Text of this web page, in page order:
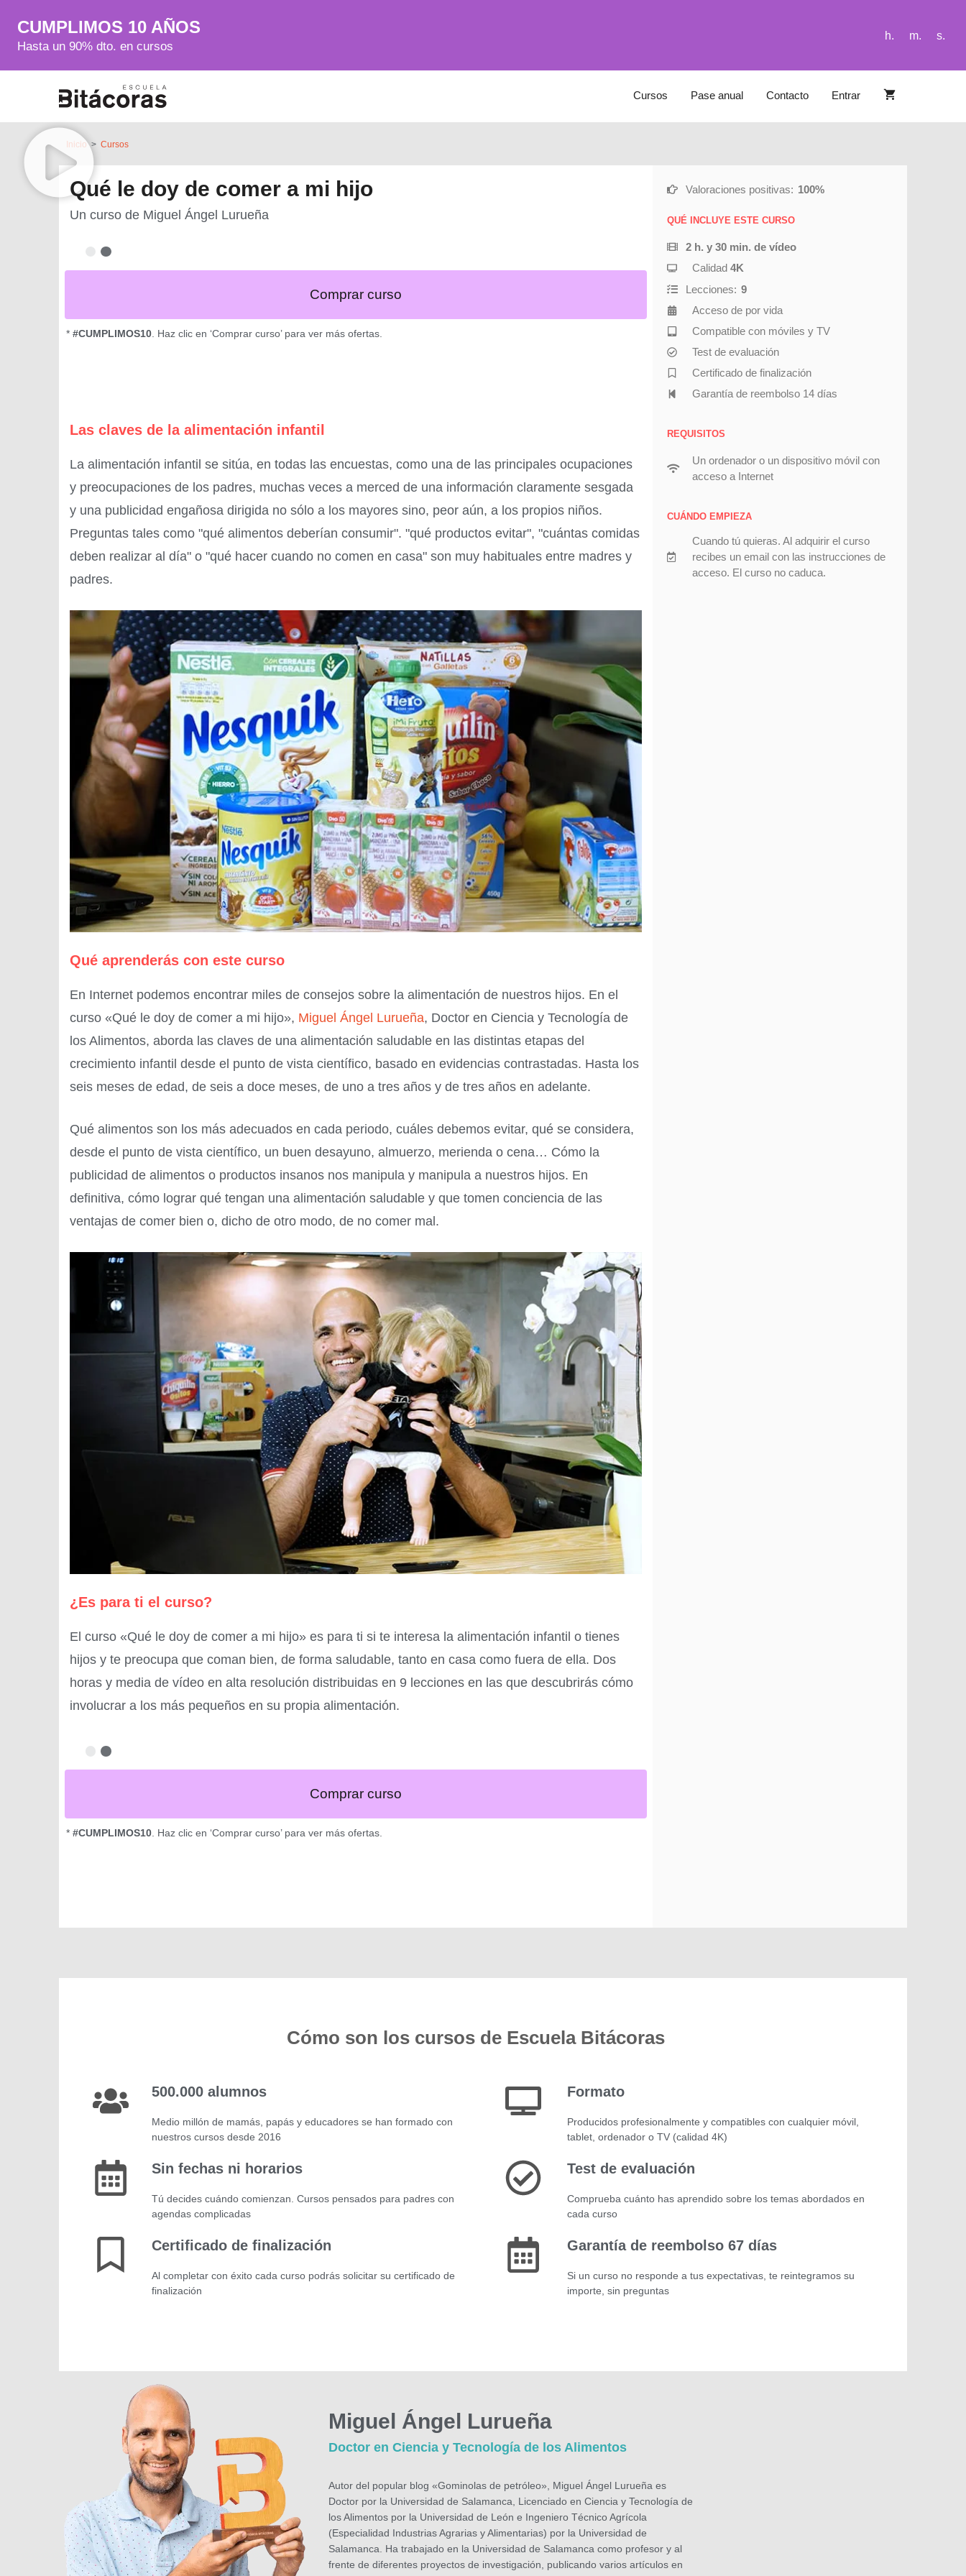
CUMPLIMOS 10 AÑOS
Hasta un 90% dto. en cursos
h. m. s.
Cursos Pase anual Contacto Entrar
Inicio> Cursos
Qué le doy de comer a mi hijo
Un curso de Miguel Ángel Lurueña
Comprar curso
* #CUMPLIMOS10 . Haz clic en ‘Comprar curso’ para ver más ofertas.
Las claves de la alimentación infantil
La alimentación infantil se sitúa, en todas las encuestas, como una de las principales ocupaciones
y preocupaciones de los padres, muchas veces a merced de una información claramente sesgada
y una publicidad engañosa dirigida no sólo a los mayores sino, peor aún, a los propios niños.
Preguntas tales como "qué alimentos deberían consumir". "qué productos evitar", "cuántas comidas
deben realizar al día" o "qué hacer cuando no comen en casa" son muy habituales entre madres y
padres.
Qué aprenderás con este curso
En Internet podemos encontrar miles de consejos sobre la alimentación de nuestros hijos. En el
curso «Qué le doy de comer a mi hijo», Miguel Ángel Lurueña, Doctor en Ciencia y Tecnología de
los Alimentos, aborda las claves de una alimentación saludable en las distintas etapas del
crecimiento infantil desde el punto de vista científico, basado en evidencias contrastadas. Hasta los
seis meses de edad, de seis a doce meses, de uno a tres años y de tres años en adelante.
Qué alimentos son los más adecuados en cada periodo, cuáles debemos evitar, qué se considera,
desde el punto de vista científico, un buen desayuno, almuerzo, merienda o cena… Cómo la
publicidad de alimentos o productos insanos nos manipula y manipula a nuestros hijos. En
definitiva, cómo lograr qué tengan una alimentación saludable y que tomen conciencia de las
ventajas de comer bien o, dicho de otro modo, de no comer mal.
¿Es para ti el curso?
El curso «Qué le doy de comer a mi hijo» es para ti si te interesa la alimentación infantil o tienes
hijos y te preocupa que coman bien, de forma saludable, tanto en casa como fuera de ella. Dos
horas y media de vídeo en alta resolución distribuidas en 9 lecciones en las que descubrirás cómo
involucrar a los más pequeños en su propia alimentación.
Comprar curso
* #CUMPLIMOS10 . Haz clic en ‘Comprar curso’ para ver más ofertas.
Valoraciones positivas: 100%
QUÉ INCLUYE ESTE CURSO
2 h. y 30 min. de vídeo
Calidad 4K
Lecciones: 9
Acceso de por vida
Compatible con móviles y TV
Test de evaluación
Certificado de finalización
Garantía de reembolso 14 días
REQUISITOS
Un ordenador o un dispositivo móvil con
acceso a Internet
CUÁNDO EMPIEZA
Cuando tú quieras. Al adquirir el curso
recibes un email con las instrucciones de
acceso. El curso no caduca.
Cómo son los cursos de Escuela Bitácoras
500.000 alumnos
Medio millón de mamás, papás y educadores se han formado con
nuestros cursos desde 2016
Formato
Producidos profesionalmente y compatibles con cualquier móvil,
tablet, ordenador o TV (calidad 4K)
Sin fechas ni horarios
Tú decides cuándo comienzan. Cursos pensados para padres con
agendas complicadas
Test de evaluación
Comprueba cuánto has aprendido sobre los temas abordados en
cada curso
Certificado de finalización
Al completar con éxito cada curso podrás solicitar su certificado de
finalización
Garantía de reembolso 67 días
Si un curso no responde a tus expectativas, te reintegramos su
importe, sin preguntas
Miguel Ángel Lurueña
Doctor en Ciencia y Tecnología de los Alimentos
Autor del popular blog «Gominolas de petróleo», Miguel Ángel Lurueña es
Doctor por la Universidad de Salamanca, Licenciado en Ciencia y Tecnología de
los Alimentos por la Universidad de León e Ingeniero Técnico Agrícola
(Especialidad Industrias Agrarias y Alimentarias) por la Universidad de
Salamanca. Ha trabajado en la Universidad de Salamanca como profesor y al
frente de diferentes proyectos de investigación, publicando varios artículos en